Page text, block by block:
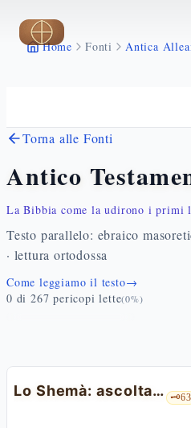
Vai al contenuto principale
Home Fonti Antica
Torna alle Fonti
Antico
La Bibbia come la udirono i primi
Testo parallelo: ebraico
· lettura ortodossa
Come leggiamo il testo→
0 di 267 pericopi lette(0%)
Lo Shemà: ascolta Israele — Dt 6,1-25 🗝️63